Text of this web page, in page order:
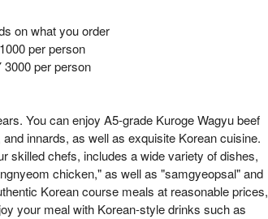
on what you order
per person
3000 per person
You can enjoy A5-grade Kuroge Wagyu beef
innards, as well as exquisite Korean cuisine.
skilled chefs, includes a wide variety of dishes,
chicken," as well as "samgyeopsal" and
Korean course meals at reasonable prices,
your meal with Korean-style drinks such as